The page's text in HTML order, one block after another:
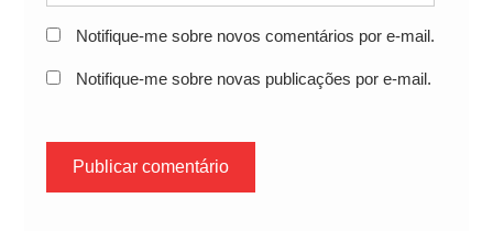
Notifique-me sobre novos comentários por e-mail.
Notifique-me sobre novas publicações por e-mail.